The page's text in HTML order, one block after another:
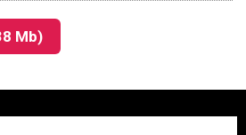
Mb)